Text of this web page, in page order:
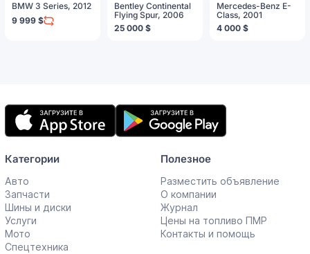
BMW 3 Series, 2012
9 999 $
Bentley Continental
Flying Spur, 2006
25 000 $
Mercedes-Benz E-
Class, 2001
4 000 $
Мобильное
приложение
Категории
Авто
Запчасти
Шины и диски
Услуги
Мото
Спецтехника
Полезное
Разместить объявление
О компании
Журнал
Цены на топливо ПМР
Контакты и помощь